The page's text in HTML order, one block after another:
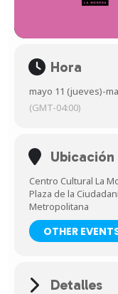
Hora
mayo 11 (jueves)-
(GMT-04:00)
Ubicación
Centro Cultural La
Plaza de la
Metropolitana
OTHER
Detalles